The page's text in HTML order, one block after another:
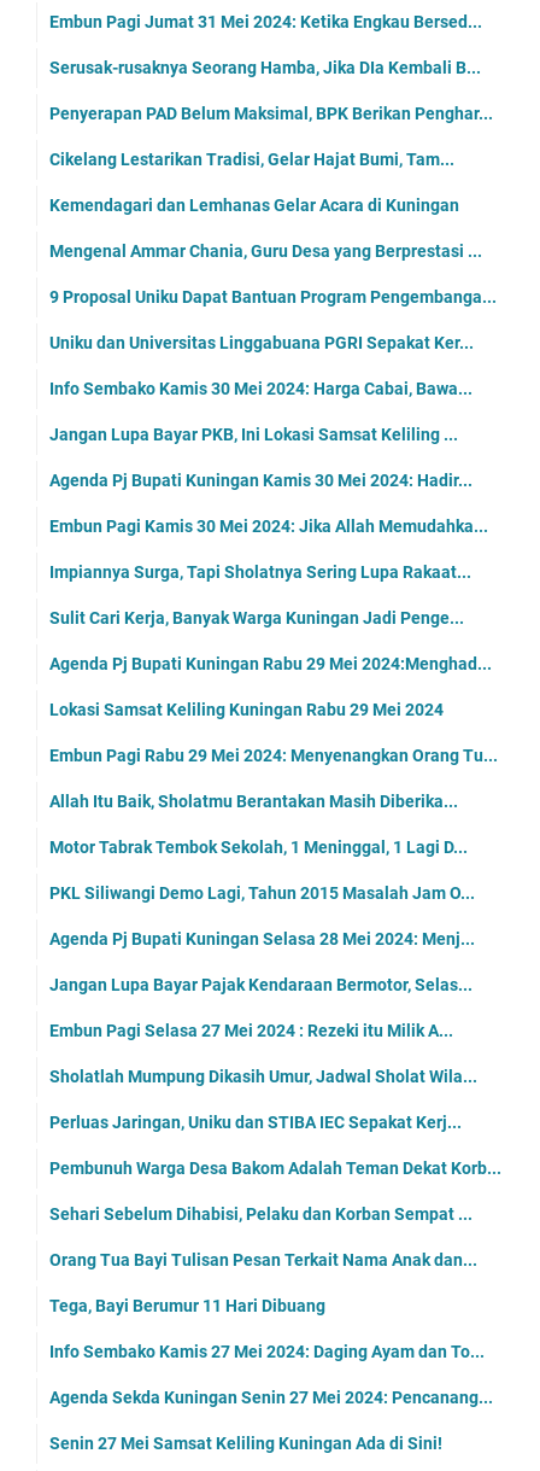
Embun Pagi Jumat 31 Mei 2024: Ketika Engkau Bersed...
Serusak-rusaknya Seorang Hamba, Jika DIa Kembali B...
Penyerapan PAD Belum Maksimal, BPK Berikan Penghar...
Cikelang Lestarikan Tradisi, Gelar Hajat Bumi, Tam...
Kemendagari dan Lemhanas Gelar Acara di Kuningan
Mengenal Ammar Chania, Guru Desa yang Berprestasi ...
9 Proposal Uniku Dapat Bantuan Program Pengembanga...
Uniku dan Universitas Linggabuana PGRI Sepakat Ker...
Info Sembako Kamis 30 Mei 2024: Harga Cabai, Bawa...
Jangan Lupa Bayar PKB, Ini Lokasi Samsat Keliling ...
Agenda Pj Bupati Kuningan Kamis 30 Mei 2024: Hadir...
Embun Pagi Kamis 30 Mei 2024: Jika Allah Memudahka...
Impiannya Surga, Tapi Sholatnya Sering Lupa Rakaat...
Sulit Cari Kerja, Banyak Warga Kuningan Jadi Penge...
Agenda Pj Bupati Kuningan Rabu 29 Mei 2024:Menghad...
Lokasi Samsat Keliling Kuningan Rabu 29 Mei 2024
Embun Pagi Rabu 29 Mei 2024: Menyenangkan Orang Tu...
Allah Itu Baik, Sholatmu Berantakan Masih Diberika...
Motor Tabrak Tembok Sekolah, 1 Meninggal, 1 Lagi D...
PKL Siliwangi Demo Lagi, Tahun 2015 Masalah Jam O...
Agenda Pj Bupati Kuningan Selasa 28 Mei 2024: Menj...
Jangan Lupa Bayar Pajak Kendaraan Bermotor, Selas...
Embun Pagi Selasa 27 Mei 2024 : Rezeki itu Milik A...
Sholatlah Mumpung Dikasih Umur, Jadwal Sholat Wila...
Perluas Jaringan, Uniku dan STIBA IEC Sepakat Kerj...
Pembunuh Warga Desa Bakom Adalah Teman Dekat Korb...
Sehari Sebelum Dihabisi, Pelaku dan Korban Sempat ...
Orang Tua Bayi Tulisan Pesan Terkait Nama Anak dan...
Tega, Bayi Berumur 11 Hari Dibuang
Info Sembako Kamis 27 Mei 2024: Daging Ayam dan To...
Agenda Sekda Kuningan Senin 27 Mei 2024: Pencanang...
Senin 27 Mei Samsat Keliling Kuningan Ada di Sini!